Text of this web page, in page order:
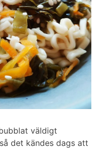
väldigt
det kändes dags att